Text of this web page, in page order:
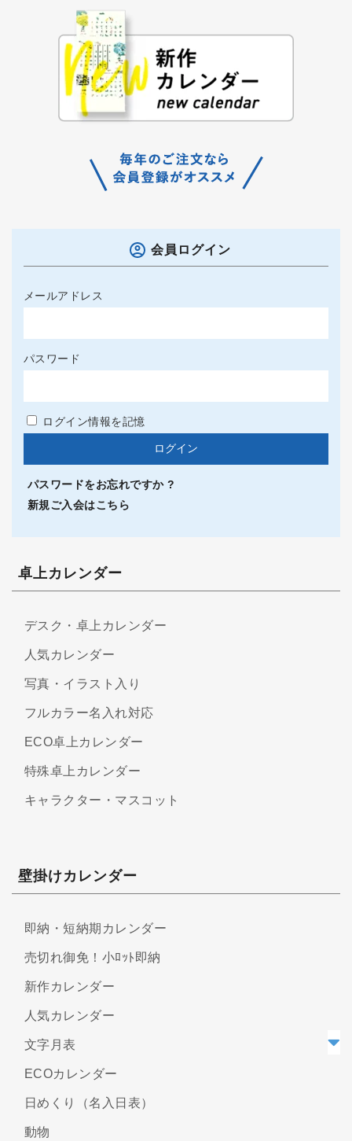
会員ログイン
メールアドレス
パスワード
ログイン情報を記憶
パスワードをお忘れですか ?
新規ご入会はこちら
卓上カレンダー
デスク・卓上カレンダー
人気カレンダー
写真・イラスト入り
フルカラー名入れ対応
ECO卓上カレンダー
特殊卓上カレンダー
キャラクター・マスコット
壁掛けカレンダー
即納・短納期カレンダー
売切れ御免！小ﾛｯﾄ即納
新作カレンダー
人気カレンダー
文字月表
ECOカレンダー
日めくり（名入日表）
動物